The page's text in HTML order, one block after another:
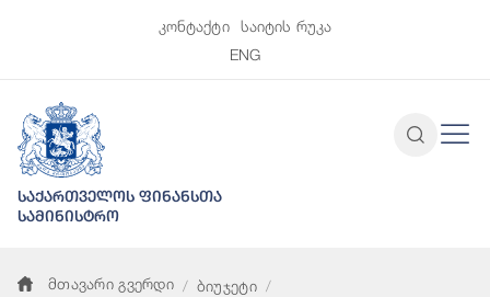
კონტაქტი
საიტის რუკა
ENG
საქართველოს ფინანსთა
სამინისტრო
მთავარი გვერდი
ბიუჯეტი